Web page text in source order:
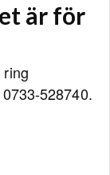
är för
ring
528740.